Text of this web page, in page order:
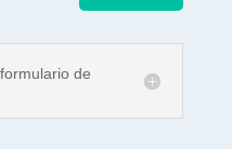
de